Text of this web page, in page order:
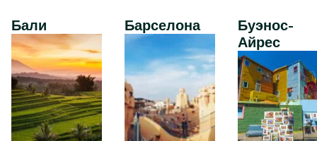
Бали Барселона
Буэнос-
Айрес